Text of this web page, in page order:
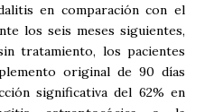
en comparación con el
los seis meses siguientes,
tratamiento, los pacientes
original de 90 días
significativa del 62% en